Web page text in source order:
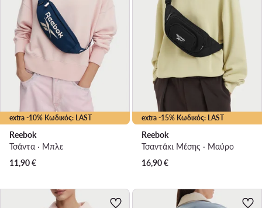
extra -10% Κωδικός: LAST
Reebok
Τσάντα · Μπλε
11,90€
extra -15% Κωδικός: LAST
Reebok
Τσαντάκι Μέσης · Μαύρο
16,90€